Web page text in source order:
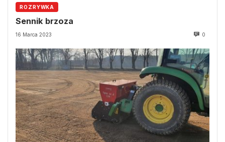
ROZRYWKA
Sennik brzoza
16 Marca 2023 0